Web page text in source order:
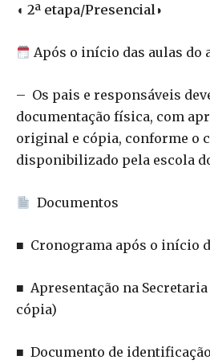
◖ 2ª etapa/Presencial◗
Após o início das aulas do
– Os pais e responsáveis
documentação física, com
original e cópia, conforme o
disponibilizado pela escola
Documentos
■ Cronograma após o início
■ Apresentação na
cópia)
■ Documento de